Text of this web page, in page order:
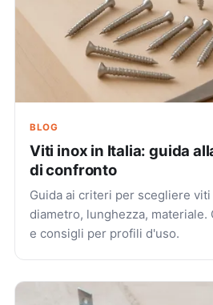
BLOG
Viti inox in Italia: guida
di confronto
Guida ai criteri per scegliere viti
diametro, lunghezza,
e consigli per profili d'uso.